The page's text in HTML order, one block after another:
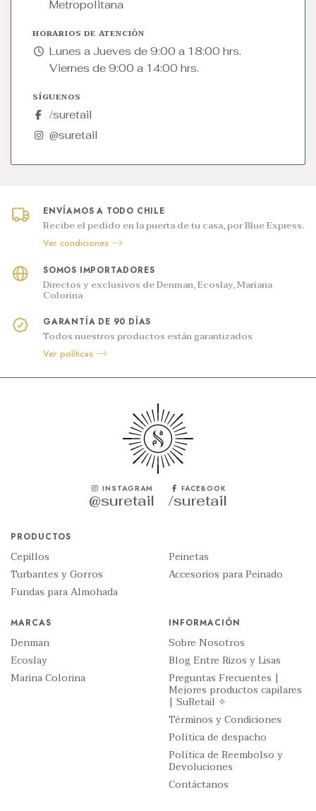
Metropolitana
HORARIOS DE ATENCIÓN
Lunes a Jueves de 9:00 a 18:00 hrs.
Viernes de 9:00 a 14:00 hrs.
SÍGUENOS
/suretail
@suretail
ENVÍAMOS A TODO CHILE
Recibe el pedido en la puerta de tu casa, por Blue Express.
Ver condiciones
SOMOS IMPORTADORES
Directos y exclusivos de Denman, Ecoslay, Mariana
Colorina
GARANTÍA DE 90 DÍAS
Todos nuestros productos están garantizados
Ver políticas
INSTAGRAM
@suretail
FACEBOOK
/suretail
PRODUCTOS
Cepillos
Turbantes y Gorros
Fundas para Almohada
Peinetas
Accesorios para Peinado
MARCAS
Denman
Ecoslay
Marina Colorina
INFORMACIÓN
Sobre Nosotros
Blog Entre Rizos y Lisas
Preguntas Frecuentes |
Mejores productos capilares
| SuRetail ✧
Términos y Condiciones
Política de despacho
Política de Reembolso y
Devoluciones
Contáctanos